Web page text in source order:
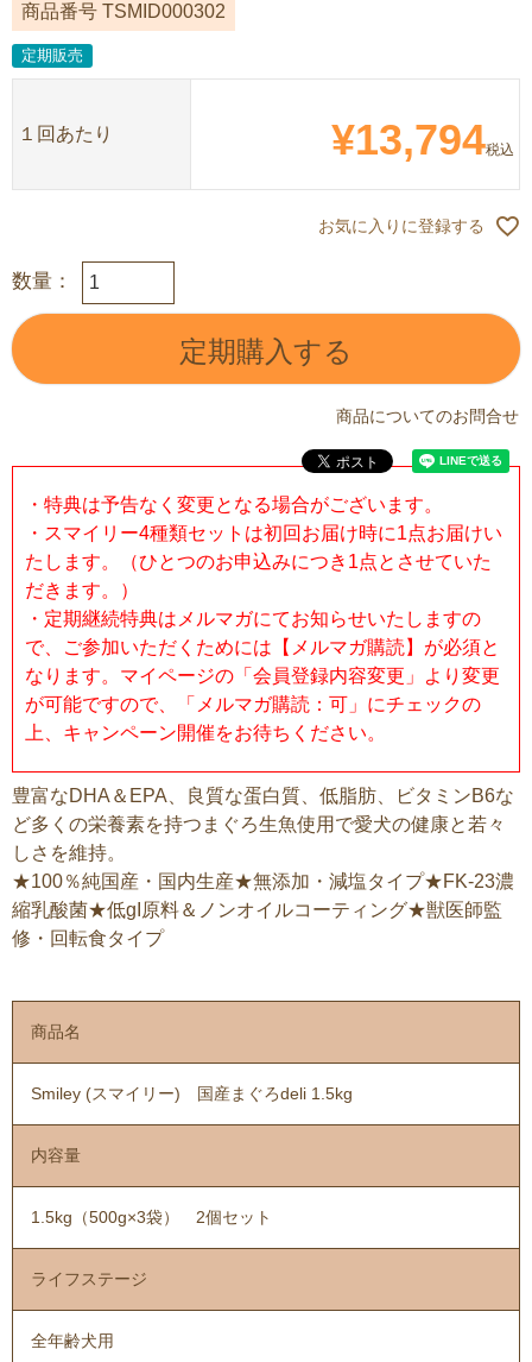
商品番号 TSMID000302
定期販売
１回あたり ¥13,794税込
お気に入りに登録する
定期購入する
商品についてのお問合せ
・特典は予告なく変更となる場合がございます。
・スマイリー4種類セットは初回お届け時に1点お届けい
たします。（ひとつのお申込みにつき1点とさせていた
だきます。）
・定期継続特典はメルマガにてお知らせいたしますの
で、ご参加いただくためには【メルマガ購読】が必須と
なります。マイページの「会員登録内容変更」より変更
が可能ですので、「メルマガ購読：可」にチェックの
上、キャンペーン開催をお待ちください。
豊富なDHA＆EPA、良質な蛋白質、低脂肪、ビタミンB6な
ど多くの栄養素を持つまぐろ生魚使用で愛犬の健康と若々
しさを維持。
★100％純国産・国内生産★無添加・減塩タイプ★FK-23濃
縮乳酸菌★低gI原料＆ノンオイルコーティング★獣医師監
修・回転食タイプ
商品名
Smiley (スマイリー) 国産まぐろdeli 1.5kg
内容量
1.5kg（500g×3袋） 2個セット
ライフステージ
全年齢犬用